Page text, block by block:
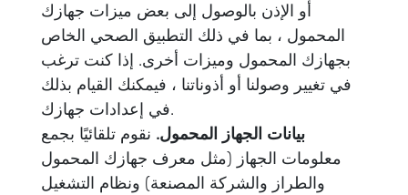
أو الإذن بالوصول إلى بعض ميزات جهازك
المحمول ، بما في ذلك التطبيق الصحي الخاص
بجهازك المحمول وميزات أخرى. إذا كنت ترغب
في تغيير وصولنا أو أذوناتنا ، فيمكنك القيام بذلك
في إعدادات جهازك.
بيانات الجهاز المحمول. نقوم تلقائيًا بجمع
معلومات الجهاز (مثل معرف جهازك المحمول
والطراز والشركة المصنعة) ونظام التشغيل